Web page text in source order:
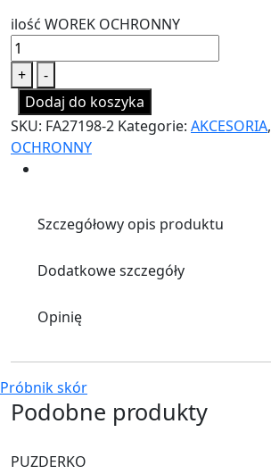
ilość WOREK OCHRONNY
+
-
Dodaj do koszyka
SKU: FA27198-2 Kategorie: AKCESORIA,
OCHRONNY
Szczegółowy opis produktu
Dodatkowe szczegóły
Opinię
Próbnik skór
Podobne produkty
PUZDERKO